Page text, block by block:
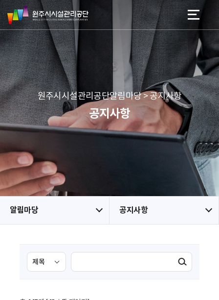
스
킵
네
비
게
이
션
본문 바로가기
메뉴 바로가기
원
주
시
시
설
관
리
공
단 원주시시설관리공단알림마당 > 공지사항
공지사항
알림마당 공지사항
검
색
색
검색실행